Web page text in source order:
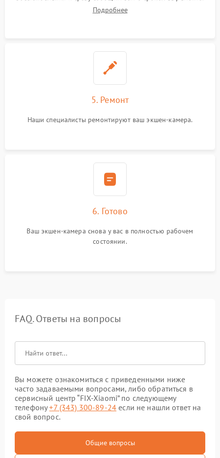
Подробнее
5. Ремонт
Наши специалисты ремонтируют ваш экшен-камера.
6. Готово
Ваш экшен-камера снова у вас в полностью рабочем
состоянии.
FAQ. Ответы на вопросы
Вы можете ознакомиться с приведенными ниже
часто задаваемыми вопросами, либо обратиться в
сервисный центр “FIX-Xiaomi” по следующему
телефону+7 (343) 300-89-24 если не нашли ответ на
свой вопрос.
Общие вопросы